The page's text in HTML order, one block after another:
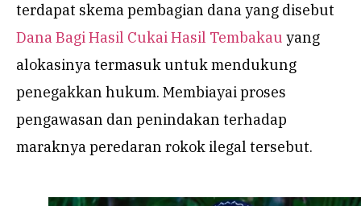
terdapat skema pembagian dana yang disebut
Dana Bagi Hasil Cukai Hasil Tembakau yang
alokasinya termasuk untuk mendukung
penegakkan hukum. Membiayai proses
pengawasan dan penindakan terhadap
maraknya peredaran rokok ilegal tersebut.